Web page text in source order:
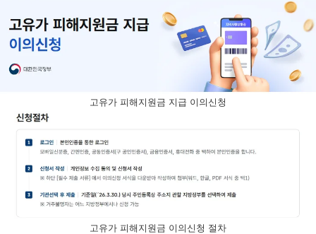
고유가 피해지원금 지급 이의신청
고유가 피해지원금 이의신청 절차